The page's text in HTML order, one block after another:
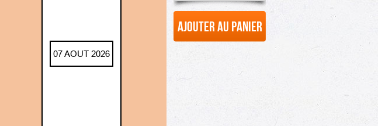
07 AOUT 2026
Ajouter au panier